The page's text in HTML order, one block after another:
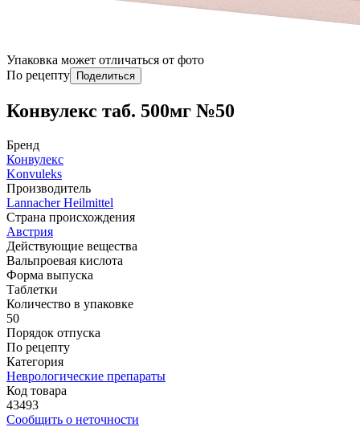
Упаковка может отличаться от фото
По рецепту
Поделиться
Конвулекс таб. 500мг №50
Бренд
Конвулекс
Konvuleks
Производитель
Lannacher Heilmittel
Страна происхождения
Австрия
Действующие вещества
Вальпроевая кислота
Форма выпуска
Таблетки
Количество в упаковке
50
Порядок отпуска
По рецепту
Категория
Неврологические препараты
Код товара
43493
Сообщить о неточности